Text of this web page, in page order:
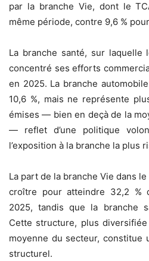
par la branche Vie, dont le
même période, contre 9,6 %
La branche santé, sur laquelle
concentré ses efforts
en 2025. La branche
10,6 %, mais ne représente
émises — bien en deçà de la
— reflet d’une politique
l’exposition à la branche la plus
La part de la branche Vie dans
croître pour atteindre 32,2 %
2025, tandis que la branche
Cette structure, plus
moyenne du secteur, constitue
structurel.